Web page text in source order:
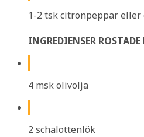
1-2 tsk citronpeppar
INGREDIENSER
4 msk olivolja
2 schalottenlök